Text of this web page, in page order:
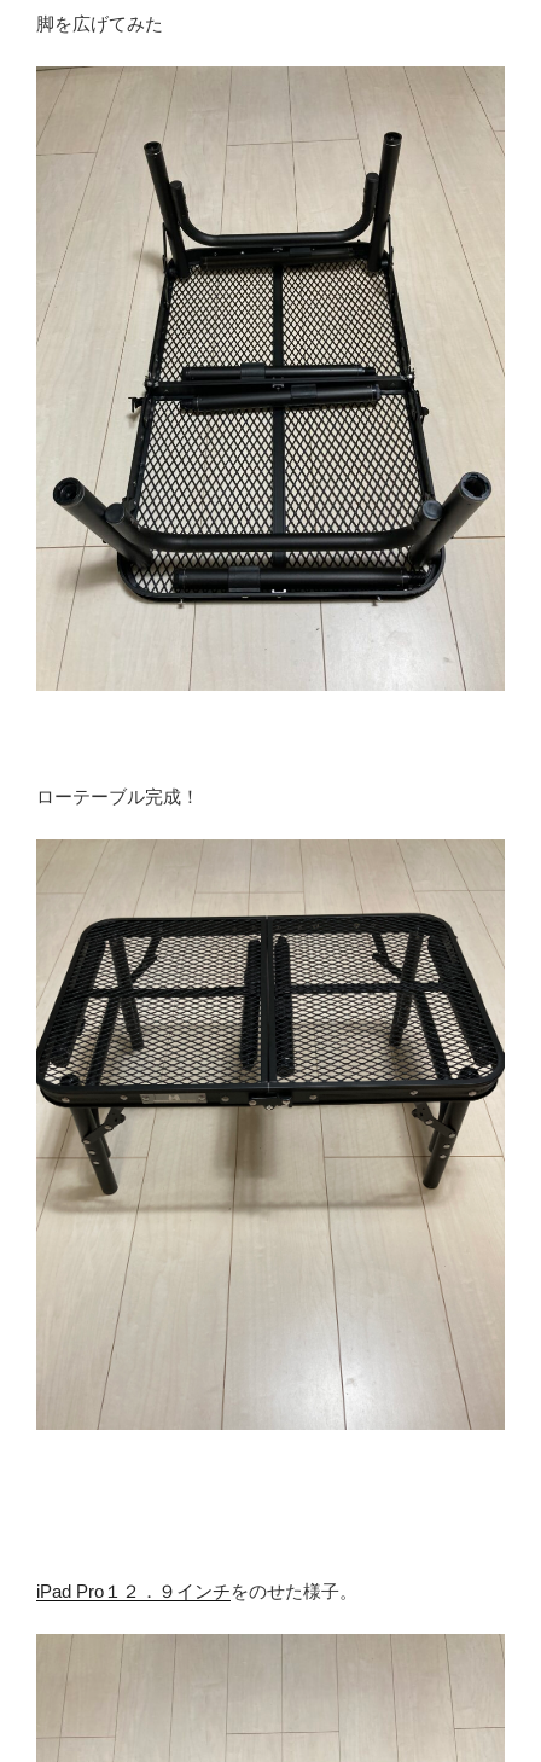
脚を広げてみた
ローテーブル完成！
iPad Pro１２．９インチをのせた様子。